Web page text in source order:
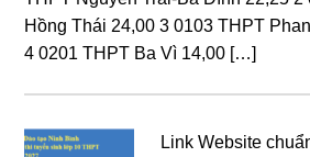
Hồng Thái 24,00 3 0103 THPT
4 0201 THPT Ba Vì 14,00 […]
Link Website